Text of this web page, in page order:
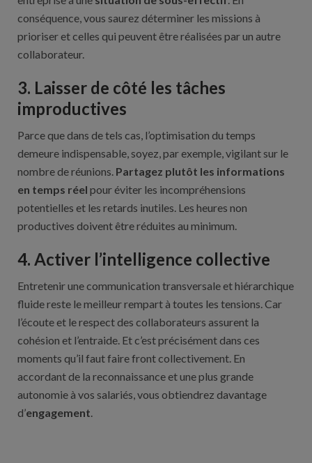
conséquence, vous saurez déterminer les missions à
prioriser et celles qui peuvent être réalisées par un autre
collaborateur.
3. Laisser de côté les tâches
improductives
Parce que dans de tels cas, l’optimisation du temps
demeure indispensable, soyez, par exemple, vigilant sur le
nombre de réunions. Partagez plutôt les informations
en temps réel pour éviter les incompréhensions
potentielles et les retards inutiles. Les heures non
productives doivent être réduites au minimum.
4. Activer l’intelligence collective
Entretenir une communication transversale et hiérarchique
fluide reste le meilleur rempart à toutes les tensions. Car
l’écoute et le respect des collaborateurs assurent la
cohésion et l’entraide. Et c’est précisément dans ces
moments qu’il faut faire front collectivement. En
accordant de la reconnaissance et une plus grande
autonomie à vos salariés, vous obtiendrez davantage
d’engagement